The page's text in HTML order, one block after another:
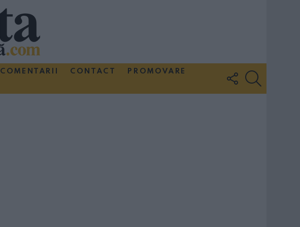
COMENTARII CONTACT
PROMOVARE
FOLLOW
US